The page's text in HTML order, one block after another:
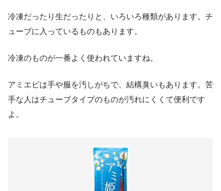
冷凍だったり生だったりと、いろいろ種類があります。チ
ューブに入っているものもあります。
冷凍のものが一番よく使われていますね。
アミエビは手や服を汚しがちで、結構臭いもあります。 苦
手な人はチューブタイプのものが汚れにくくて便利です
よ。